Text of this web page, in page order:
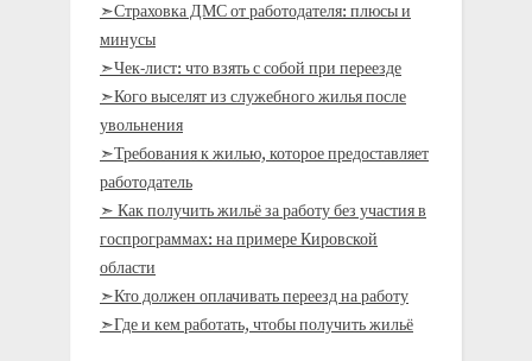
➣Страховка ДМС от работодателя: плюсы и
минусы
➣Чек-лист: что взять с собой при переезде
➣Кого выселят из служебного жилья после
увольнения
➣Требования к жилью, которое предоставляет
работодатель
➣ Как получить жильё за работу без участия в
госпрограммах: на примере Кировской
области
➣Кто должен оплачивать переезд на работу
➣Где и кем работать, чтобы получить жильё